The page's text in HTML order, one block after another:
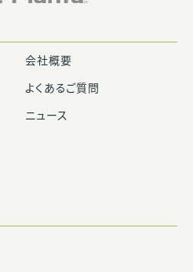
会社概要
よくあるご質問
ニュース